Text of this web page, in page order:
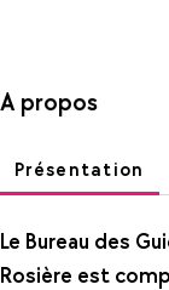
A propos
Présentation
Le Bureau des
Rosière est